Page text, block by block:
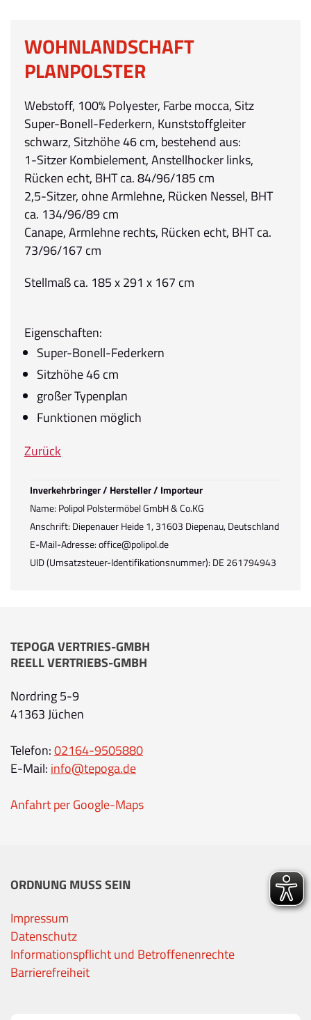
WOHNLANDSCHAFT
PLANPOLSTER
Webstoff, 100% Polyester, Farbe mocca, Sitz
Super-Bonell-Federkern, Kunststoffgleiter
schwarz, Sitzhöhe 46 cm, bestehend aus:
1-Sitzer Kombielement, Anstellhocker links,
Rücken echt, BHT ca. 84/96/185 cm
2,5-Sitzer, ohne Armlehne, Rücken Nessel, BHT
ca. 134/96/89 cm
Canape, Armlehne rechts, Rücken echt, BHT ca.
73/96/167 cm
Stellmaß ca. 185 x 291 x 167 cm
Eigenschaften:
Super-Bonell-Federkern
Sitzhöhe 46 cm
großer Typenplan
Funktionen möglich
Zurück
Inverkehrbringer / Hersteller / Importeur
Name: Polipol Polstermöbel GmbH & Co.KG
Anschrift: Diepenauer Heide 1, 31603 Diepenau, Deutschland
E-Mail-Adresse: office@polipol.de
UID (Umsatzsteuer-Identifikationsnummer): DE 261794943
TEPOGA VERTRIES-GMBH
REELL VERTRIEBS-GMBH
Nordring 5-9
41363 Jüchen
Telefon:02164-9505880
E-Mail: info@tepoga.de
Anfahrt per Google-Maps
ORDNUNG MUSS SEIN
Impressum
Datenschutz
Informationspflicht und Betroffenenrechte
Barrierefreiheit